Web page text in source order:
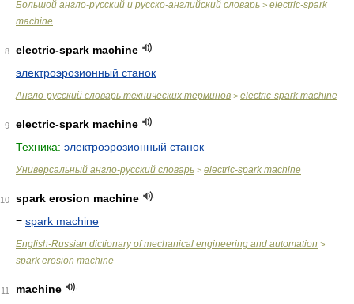
Большой англо-русский и русско-английский словарь > electric-spark
machine
8
electric-spark machine
электроэрозионный станок
Англо-русский словарь технических терминов > electric-spark machine
9
electric-spark machine
Техника: электроэрозионный станок
Универсальный англо-русский словарь > electric-spark machine
10
spark erosion machine
= spark machine
English-Russian dictionary of mechanical engineering and automation >
spark erosion machine
11
machine